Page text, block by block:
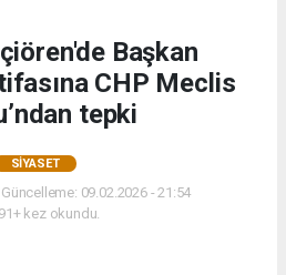
Başkan
CHP Meclis
tepki
SIYASET
09.02.2026 - 21:54
kez okundu.